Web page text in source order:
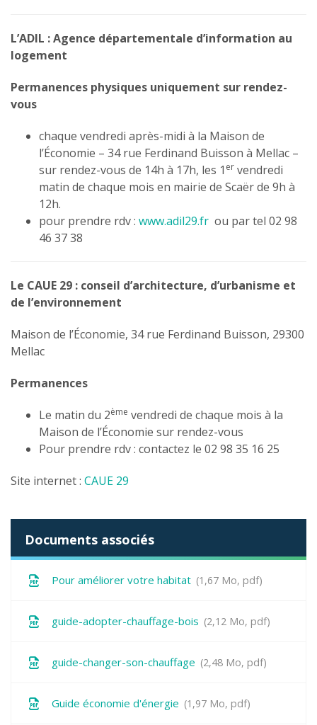
L’ADIL :Agence départementale d’information au
logement
Permanences physiques uniquement sur rendez-
vous
chaque vendredi après-midi à la Maison de
l’Économie – 34 rue Ferdinand Buisson à Mellac –
sur rendez-vous de 14h à 17h, les 1 er vendredi
matin de chaque mois en mairie de Scaër de 9h à
12h.
pour prendre rdv : www.adil29.fr ou par tel 02 98
46 37 38
Le CAUE 29 : conseil d’architecture, d’urbanisme et
de l’environnement
Maison de l’Économie, 34 rue Ferdinand Buisson, 29300
Mellac
Permanences
Le matin du 2ème vendredi de chaque mois à la
Maison de l’Économie sur rendez-vous
Pour prendre rdv : contactez le 02 98 35 16 25
Site internet : CAUE 29
Documents associés
Pour améliorer votre habitat 1,67 Mo, pdf
guide-adopter-chauffage-bois 2,12 Mo, pdf
guide-changer-son-chauffage 2,48 Mo, pdf
Guide économie d'énergie 1,97 Mo, pdf